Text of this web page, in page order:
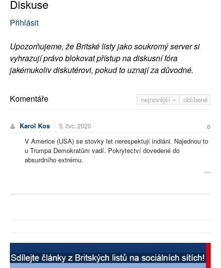
Diskuse
Přihlásit
Upozorňujeme, že Britské listy jako soukromý server si
vyhrazují právo blokovat přístup na diskusní fóra
jakémukoliv diskutérovi, pokud to uznají za důvodné.
nejnovější oblíbené
Komentáře
Karol Kos 5. čvc. 2020 0
V Americe (USA) se stovky let nerespektují indiáni. Najednou to
u Trumpa Demokratům vadí. Pokrytectví dovedené do
absurdního extrému.